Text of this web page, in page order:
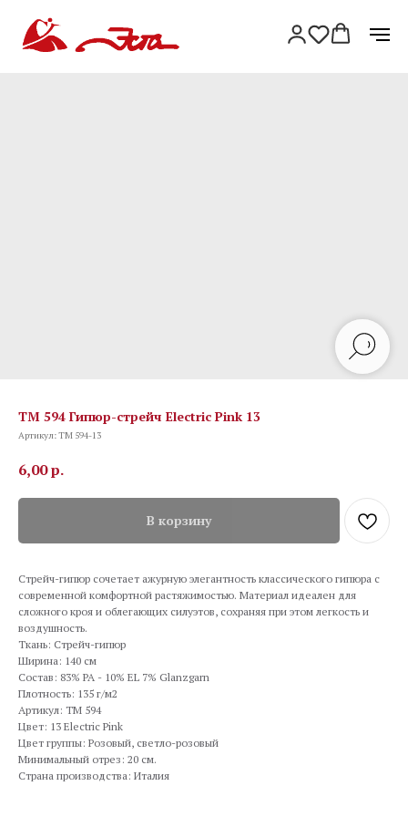
TM 594 Гипюр-стрейч Electric Pink 13
Артикул:TM 594-13
6,00р.
В корзину
Стрейч-гипюр сочетает ажурную элегантность классического гипюра с
современной комфортной растяжимостью. Материал идеален для
сложного кроя и облегающих силуэтов, сохраняя при этом легкость и
воздушность.
Ткань: Стрейч-гипюр
Ширина: 140 см
Состав: 83% РА - 10% EL 7% Glanzgarn
Плотность: 135 г/м2
Артикул: TM 594
Цвет: 13 Electric Pink
Цвет группы: Розовый, светло-розовый
Минимальный отрез: 20 см.
Страна производства: Италия